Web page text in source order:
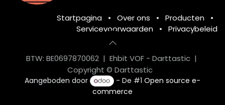
Startpagina • Over ons • Producten
•
Servicevoorwaarden
• Privacybeleid
BTW: BE0697870062 | Ehbit VOF - Darttastic |
Copyright © Darttastic
Aangeboden door - De #1Open source e-
commerce